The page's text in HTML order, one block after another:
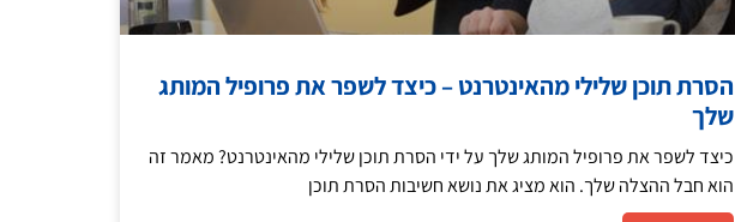
הסרת תוכן שלילי מהאינטרנט – כיצד לשפר את פרופיל המותג
שלך
כיצד לשפר את פרופיל המותג שלך על ידי הסרת תוכן שלילי מהאינטרנט? מאמר זה
הוא חבל ההצלה שלך. הוא מציג את נושא חשיבות הסרת תוכן